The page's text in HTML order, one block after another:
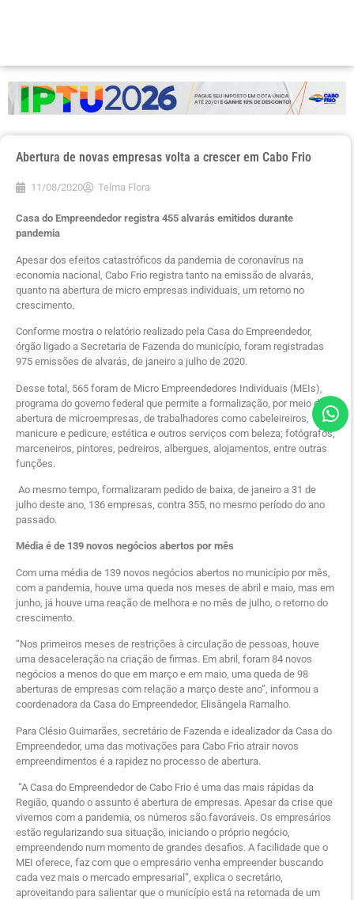
Abertura de novas empresas volta a crescer em Cabo Frio
11/08/2020 Telma Flora
Casa do Empreendedor registra 455 alvarás emitidos durante
pandemia
Apesar dos efeitos catastróficos da pandemia de coronavírus na
economia nacional, Cabo Frio registra tanto na emissão de alvarás,
quanto na abertura de micro empresas individuais, um retorno no
crescimento.
Conforme mostra o relatório realizado pela Casa do Empreendedor,
órgão ligado a Secretaria de Fazenda do município, foram registradas
975 emissões de alvarás, de janeiro a julho de 2020.
Desse total, 565 foram de Micro Empreendedores Individuais (MEIs),
programa do governo federal que permite a formalização, por meio da
abertura de microempresas, de trabalhadores como cabeleireiros,
manicure e pedicure, estética e outros serviços com beleza; fotógrafos,
marceneiros, pintores, pedreiros, albergues, alojamentos, entre outras
funções.
Ao mesmo tempo, formalizaram pedido de baixa, de janeiro a 31 de
julho deste ano, 136 empresas, contra 355, no mesmo período do ano
passado.
Média é de 139 novos negócios abertos por mês
Com uma média de 139 novos negócios abertos no município por mês,
com a pandemia, houve uma queda nos meses de abril e maio, mas em
junho, já houve uma reação de melhora e no mês de julho, o retorno do
crescimento.
“Nos primeiros meses de restrições à circulação de pessoas, houve
uma desaceleração na criação de firmas. Em abril, foram 84 novos
negócios a menos do que em março e em maio, uma queda de 98
aberturas de empresas com relação a março deste ano”, informou a
coordenadora da Casa do Empreendedor, Elisângela Ramalho.
Para Clésio Guimarães, secretário de Fazenda e idealizador da Casa do
Empreendedor, uma das motivações para Cabo Frio atrair novos
empreendimentos é a rapidez no processo de abertura.
“A Casa do Empreendedor de Cabo Frio é uma das mais rápidas da
Região, quando o assunto é abertura de empresas. Apesar da crise que
vivemos com a pandemia, os números são favoráveis. Os empresários
estão regularizando sua situação, iniciando o próprio negócio,
empreendendo num momento de grandes desafios. A facilidade que o
MEI oferece, faz com que o empresário venha empreender buscando
cada vez mais o mercado empresarial”, explica o secretário,
aproveitando para salientar que o município está na retomada de um